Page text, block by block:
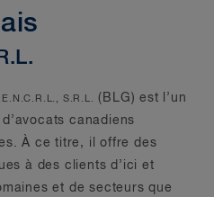
S.R.L. (BLG) est l’un
canadiens
À ce titre, il offre des
à des clients d’ici et
et de secteurs que